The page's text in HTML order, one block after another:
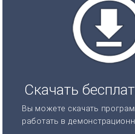
Скачать
Вы можете скачать
работать в